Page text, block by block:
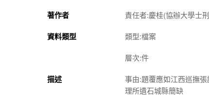
著作者 責任者:慶桂(協辦大學士
資料類型 類型:檔案
層次:件
描述
事由:題覆應如江西巡撫
理所遺石城縣簡缺